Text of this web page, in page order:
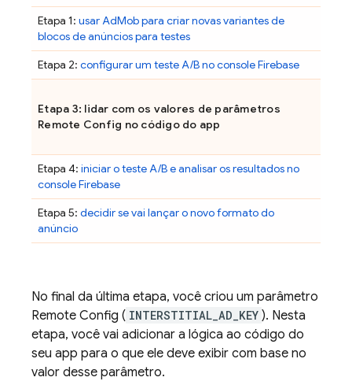
Etapa 1: usarAdMobpara criar novas variantes de
blocos de anúncios para testes
Etapa 2: configurar um teste A/B no consoleFirebase
Etapa 3: lidar com os valores de parâmetros
Remote Config no código do app
Etapa 4: iniciar o teste A/B e analisar os resultados no
consoleFirebase
Etapa 5: decidir se vai lançar o novo formato do
anúncio
No final da última etapa, você criou um parâmetro
Remote Config ( INTERSTITIAL_AD_KEY ). Nesta
etapa, você vai adicionar a lógica ao código do
seu app para o que ele deve exibir com base no
valor desse parâmetro.